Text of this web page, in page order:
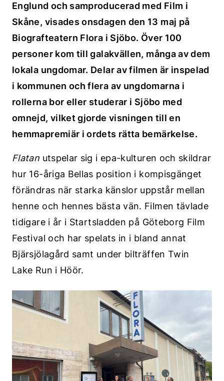
Englund och samproducerad med Film i
Skåne, visades onsdagen den 13 maj på
Biografteatern Flora i Sjöbo. Över 100
personer kom till galakvällen, många av dem
lokala ungdomar. Delar av filmen är inspelad
i kommunen och flera av ungdomarna i
rollerna bor eller studerar i Sjöbo med
omnejd, vilket gjorde visningen till en
hemmapremiär i ordets rätta bemärkelse.
Flatan utspelar sig i epa-kulturen och skildrar
hur 16-åriga Bellas position i kompisgänget
förändras när starka känslor uppstår mellan
henne och hennes bästa vän. Filmen tävlade
tidigare i år i Startsladden på Göteborg Film
Festival och har spelats in i bland annat
Bjärsjölagård samt under bilträffen Twin
Lake Run i Höör.